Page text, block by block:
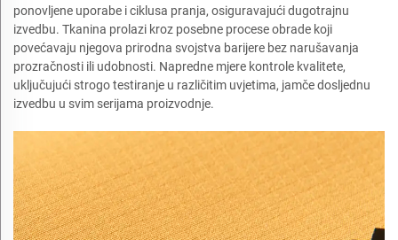
ponovljene uporabe i ciklusa pranja, osiguravajući dugotrajnu
izvedbu. Tkanina prolazi kroz posebne procese obrade koji
povećavaju njegova prirodna svojstva barijere bez narušavanja
prozračnosti ili udobnosti. Napredne mjere kontrole kvalitete,
uključujući strogo testiranje u različitim uvjetima, jamče dosljednu
izvedbu u svim serijama proizvodnje.